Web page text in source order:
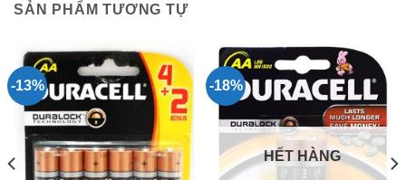
SẢN PHẨM TƯƠNG TỰ
-13% -18%
HẾT HÀNG